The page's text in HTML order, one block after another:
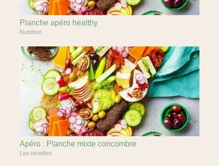
Planche apéro healthy
Nutrition
Apéro : Planche mixte concombre
Les recettes